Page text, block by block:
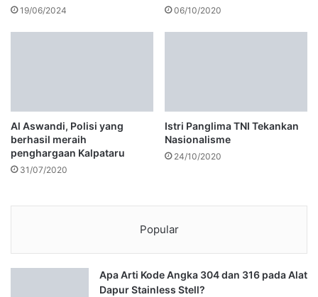
19/06/2024 06/10/2020
Al Aswandi, Polisi yang
berhasil meraih
penghargaan Kalpataru
31/07/2020
Istri Panglima TNI Tekankan
Nasionalisme
24/10/2020
Popular
Apa Arti Kode Angka 304 dan 316 pada Alat
Dapur Stainless Stell?